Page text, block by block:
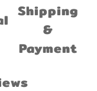
Shipping
&
Payment